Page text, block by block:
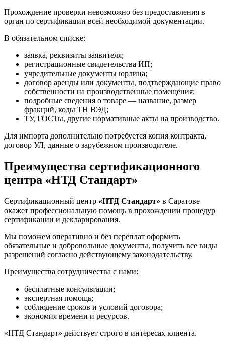
Прохождение проверки невозможно без предоставления в
орган по сертификации всей необходимой документации.
В обязательном списке:
заявка, реквизиты заявителя;
регистрационные свидетельства ИП;
учредительные документы юрлица;
договор аренды или документы, подтверждающие право
собственности на производственные помещения;
подробные сведения о товаре — название, размер
фракций, коды ТН ВЭД;
ТУ, ГОСТы, другие нормативные акты на производство.
Для импорта дополнительно потребуется копия контракта,
договор УЛ, данные о зарубежном производителе.
Преимущества сертификационного
центра «НТД Стандарт»
Сертификационный центр «НТД Стандарт» в Саратове
окажет профессиональную помощь в прохождении процедур
сертификации и декларирования.
Мы поможем оперативно и без переплат оформить
обязательные и добровольные документы, получить все виды
разрешений согласно действующему законодательству.
Преимущества сотрудничества с нами:
бесплатные консультации;
экспертная помощь;
соблюдение сроков и условий договора;
экономия времени и ресурсов.
«НТД Стандарт» действует строго в интересах клиента.